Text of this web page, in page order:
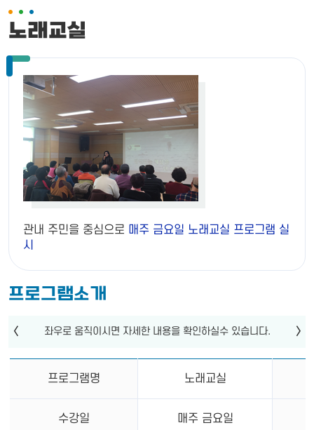
노래교실
관내 주민을 중심으로 매주 금요일 노래교실 프로그램 실
시
프로그램소개
프로그램명 노래교실
수강일 매주 금요일